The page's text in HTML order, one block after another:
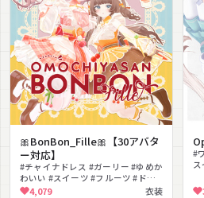
🎀BonBon_Fille🎀【30アバタ
ー対応】
#チャイナドレス #ガーリー #ゆめか
わいい #スイーツ #フルーツ #ドロ
ワーズ #色変更可能 #メイド #カフ
4,079 衣装
#